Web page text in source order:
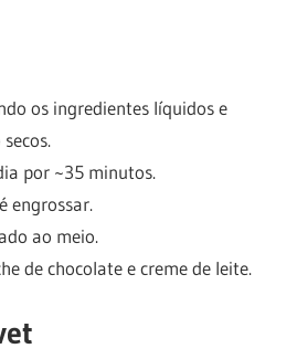
os ingredientes líquidos e
por ~35 minutos.
engrossar.
ao meio.
de chocolate e creme de leite.